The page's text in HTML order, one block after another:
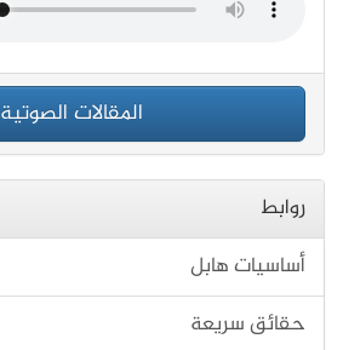
المقالات الصوتية
روابط
أساسيات هابل
حقائق سريعة